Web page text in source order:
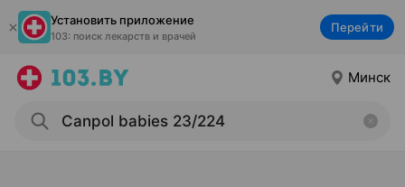
Установить приложение
103: поиск лекарств и врачей
Перейти
Минск